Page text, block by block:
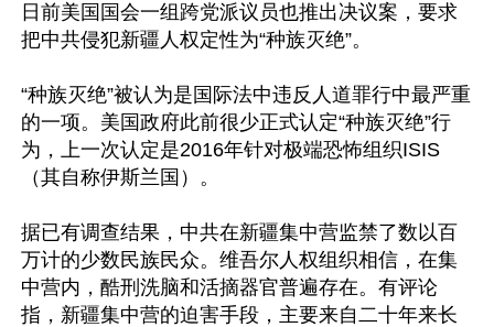
日前美国国会一组跨党派议员也推出决议案，要求
把中共侵犯新疆人权定性为“种族灭绝”。
“种族灭绝”被认为是国际法中违反人道罪行中最严重
的一项。美国政府此前很少正式认定“种族灭绝”行
为，上一次认定是2016年针对极端恐怖组织ISIS
（其自称伊斯兰国）。
据已有调查结果，中共在新疆集中营监禁了数以百
万计的少数民族民众。维吾尔人权组织相信，在集
中营内，酷刑洗脑和活摘器官普遍存在。有评论
指，新疆集中营的迫害手段，主要来自二十年来长